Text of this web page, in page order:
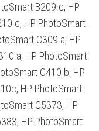
B209 c, HP
c, HP PhotoSmart
C309 a, HP
a, HP PhotoSmart
C410 b, HP
HP PhotoSmart
C5373, HP
HP PhotoSmart